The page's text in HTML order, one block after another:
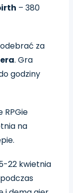
– 380
za
. Gra
godziny
RPGie
na
22 kwietnia